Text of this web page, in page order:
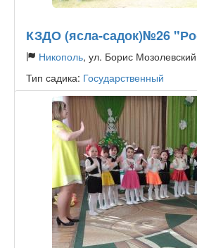
КЗДО (ясла-садок)№26
Никополь, ул. Борис
Тип садика: Государственный